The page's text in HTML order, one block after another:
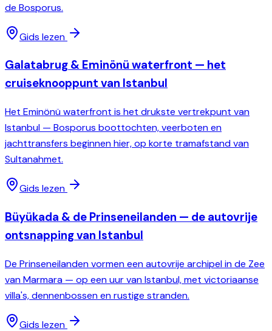
de Bosporus.
Gids lezen
Galatabrug & Eminönü waterfront — het
cruiseknooppunt van Istanbul
Het Eminönü waterfront is het drukste vertrekpunt van
Istanbul — Bosporus boottochten, veerboten en
jachttransfers beginnen hier, op korte tramafstand van
Sultanahmet.
Gids lezen
Büyükada & de Prinseneilanden — de autovrije
ontsnapping van Istanbul
De Prinseneilanden vormen een autovrije archipel in de Zee
van Marmara — op een uur van Istanbul, met victoriaanse
villa's, dennenbossen en rustige stranden.
Gids lezen